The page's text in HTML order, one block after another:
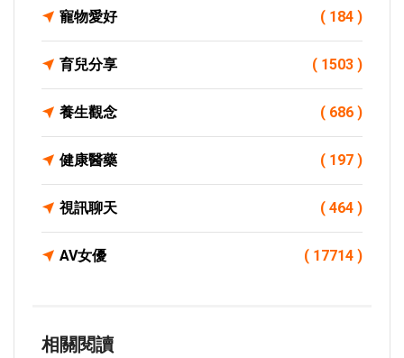
寵物愛好 ( 184 )
育兒分享 ( 1503 )
養生觀念 ( 686 )
健康醫藥 ( 197 )
視訊聊天 ( 464 )
AV女優 ( 17714 )
相關閱讀